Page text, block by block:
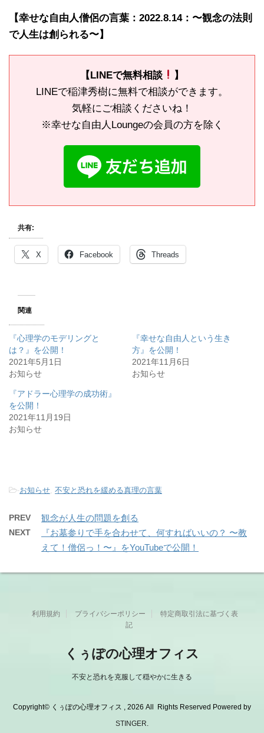
【幸せな自由人僧侶の言葉：2022.8.14：〜観念の法則
で人生は創られる〜】
【LINEで無料相談
】
LINEで稲津秀樹に無料で相談ができます。
気軽にご相談くださいね！
※幸せな自由人Loungeの会員の方を除く
共有:
X Facebook Threads
関連
『心理学のモデリングと
は？』を公開！
2021年5月1日
お知らせ
『幸せな自由人という生き
方』を公開！
2021年11月6日
お知らせ
『アドラー心理学の成功術』
を公開！
2021年11月19日
お知らせ
-お知らせ 不安と恐れを緩める真理の言葉
PREV 観念が人生の問題を創る
NEXT
『お墓参りで手を合わせて、何すればいいの？ 〜教
えて！僧侶っ！〜』をYouTubeで公開！
利用規約 プライバシーポリシー
特定商取引法に基づく表
記
くぅぽの心理オフィス
不安と恐れを克服して穏やかに生きる
Copyright© くぅぽの心理オフィス , 2026 All Rights Reserved Powered by
STINGER